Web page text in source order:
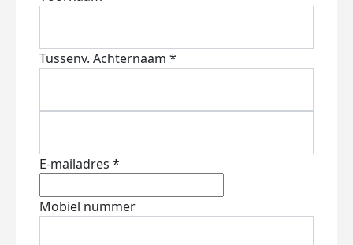
Tussenv. Achternaam *
E-mailadres *
Mobiel nummer